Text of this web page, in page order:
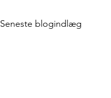
Seneste blogindlæg